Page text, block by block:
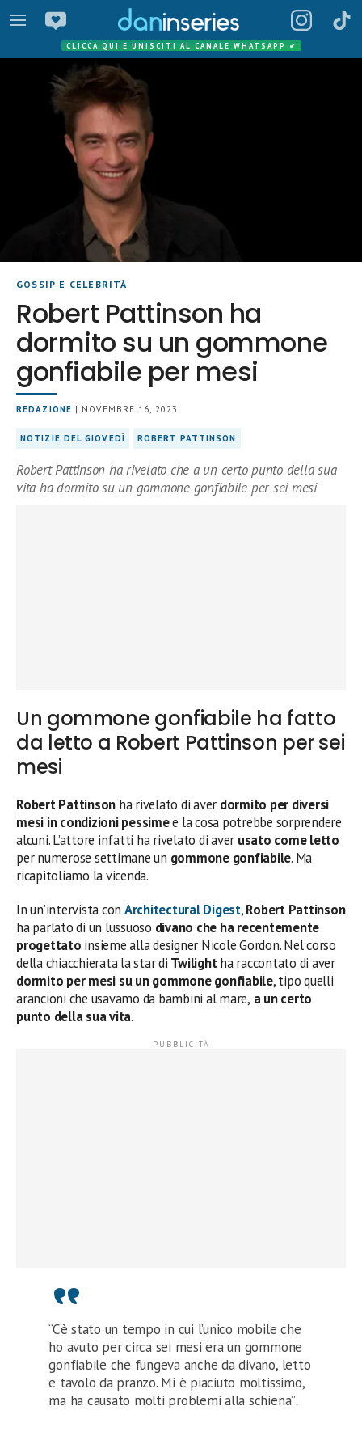
CLICCA QUI E UNISCITI AL CANALE WHATSAPP ✔
GOSSIP E CELEBRITÀ
Robert Pattinson ha
dormito su un gommone
gonfiabile per mesi
REDAZIONE | NOVEMBRE 16, 2023
NOTIZIE DEL GIOVEDÌ ROBERT PATTINSON
Robert Pattinson ha rivelato che a un certo punto della sua
vita ha dormito su un gommone gonfiabile per sei mesi
Un gommone gonfiabile ha fatto
da letto a Robert Pattinson per sei
mesi
Robert Pattinson ha rivelato di aver dormito per diversi
mesi in condizioni pessimee la cosa potrebbe sorprendere
alcuni. L’attore infatti ha rivelato di aver usato come letto
per numerose settimane un gommone gonfiabile. Ma
ricapitoliamo la vicenda.
In un’intervista con Architectural Digest,Robert Pattinson
ha parlato di un lussuoso divano che ha recentemente
progettato insieme alla designer Nicole Gordon. Nel corso
della chiacchierata la star di Twilightha raccontato di aver
dormito per mesi su un gommone gonfiabile, tipo quelli
arancioni che usavamo da bambini al mare, a un certo
punto della sua vita.
“C’è stato un tempo in cui l’unico mobile che
ho avuto per circa sei mesi era un gommone
gonfiabile che fungeva anche da divano, letto
e tavolo da pranzo. Mi è piaciuto moltissimo,
ma ha causato molti problemi alla schiena”.